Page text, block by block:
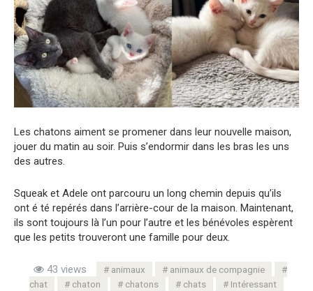
Les chatons aiment se promener dans leur nouvelle maison,
jouer du matin au soir. Puis s’endormir dans les bras les uns
des autres.
Squeak et Adele ont parcouru un long chemin depuis qu’ils
ont é té repérés dans l’arrière-cour de la maison. Maintenant,
ils sont toujours là l’un pour l’autre et les bénévoles espèrent
que les petits trouveront une famille pour deux.
43 views animaux
animaux de compagnie
chat
chaton chatons chats Intéressant